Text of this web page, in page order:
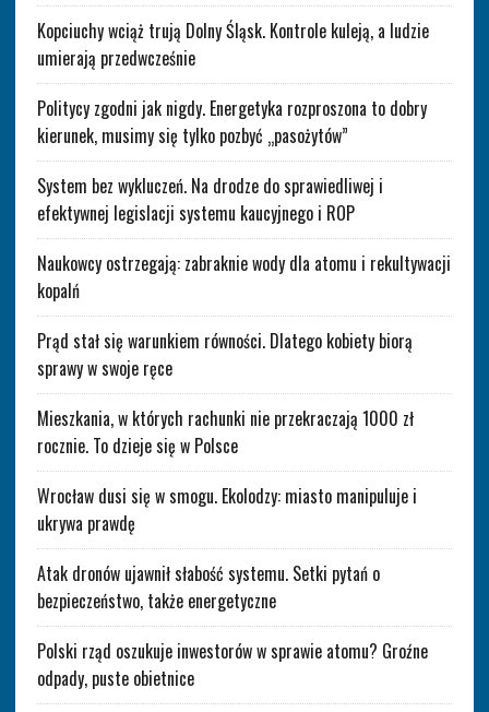
Kopciuchy wciąż trują Dolny Śląsk. Kontrole kuleją, a ludzie
umierają przedwcześnie
Politycy zgodni jak nigdy. Energetyka rozproszona to dobry
kierunek, musimy się tylko pozbyć „pasożytów”
System bez wykluczeń. Na drodze do sprawiedliwej i
efektywnej legislacji systemu kaucyjnego i ROP
Naukowcy ostrzegają: zabraknie wody dla atomu i rekultywacji
kopalń
Prąd stał się warunkiem równości. Dlatego kobiety biorą
sprawy w swoje ręce
Mieszkania, w których rachunki nie przekraczają 1000 zł
rocznie. To dzieje się w Polsce
Wrocław dusi się w smogu. Ekolodzy: miasto manipuluje i
ukrywa prawdę
Atak dronów ujawnił słabość systemu. Setki pytań o
bezpieczeństwo, także energetyczne
Polski rząd oszukuje inwestorów w sprawie atomu? Groźne
odpady, puste obietnice